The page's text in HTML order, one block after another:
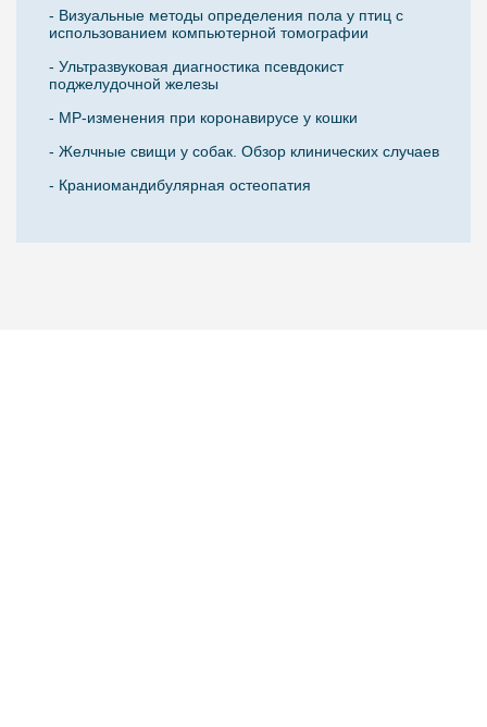
- Визуальные методы определения пола у птиц с
использованием компьютерной томографии
- Ультразвуковая диагностика псевдокист
поджелудочной железы
- МР-изменения при коронавирусе у кошки
- Желчные свищи у собак. Обзор клинических случаев
- Краниомандибулярная остеопатия